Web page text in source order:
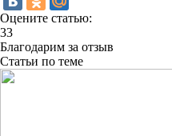
Оцените статью:
33
Благодарим за отзыв
Статьи по теме